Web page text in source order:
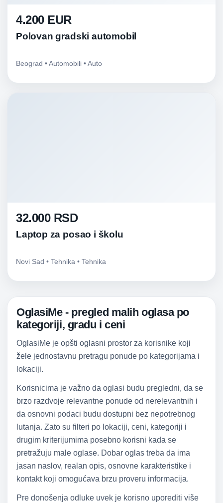
4.200 EUR
Polovan gradski automobil
Beograd • Automobili • Auto
32.000 RSD
Laptop za posao i školu
Novi Sad • Tehnika • Tehnika
OglasiMe - pregled malih oglasa po
kategoriji, gradu i ceni
OglasiMe je opšti oglasni prostor za korisnike koji
žele jednostavnu pretragu ponude po kategorijama i
lokaciji.
Korisnicima je važno da oglasi budu pregledni, da se
brzo razdvoje relevantne ponude od nerelevantnih i
da osnovni podaci budu dostupni bez nepotrebnog
lutanja. Zato su filteri po lokaciji, ceni, kategoriji i
drugim kriterijumima posebno korisni kada se
pretražuju male oglase. Dobar oglas treba da ima
jasan naslov, realan opis, osnovne karakteristike i
kontakt koji omogućava brzu proveru informacija.
Pre donošenja odluke uvek je korisno uporediti više